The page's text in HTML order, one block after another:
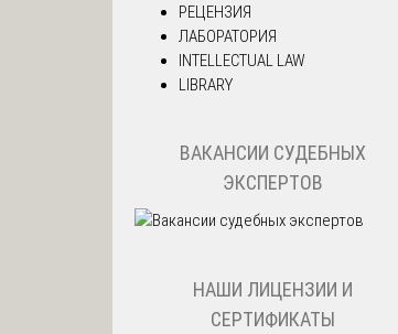
РЕЦЕНЗИЯ
ЛАБОРАТОРИЯ
INTELLECTUAL LAW
LIBRARY
ВАКАНСИИ СУДЕБНЫХ
ЭКСПЕРТОВ
НАШИ ЛИЦЕНЗИИ И
СЕРТИФИКАТЫ